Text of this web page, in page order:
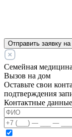
Отправить заявку на
Семейная медицина
Вызов на дом
Оставьте свои
подтверждения
Контактные данные